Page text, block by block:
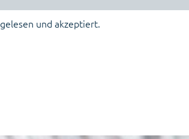
gelesen und akzeptiert.